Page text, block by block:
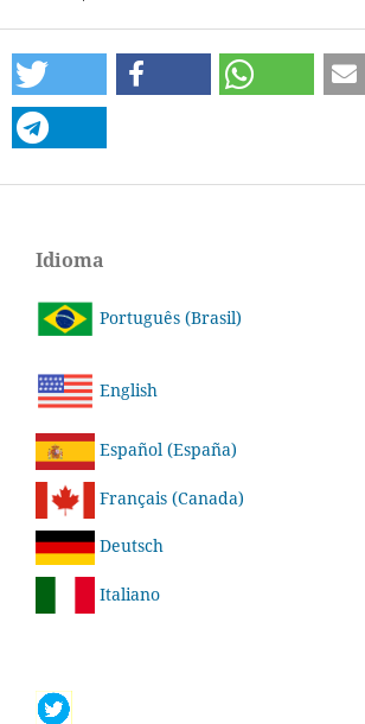
Idioma
Português (Brasil)
English
Español (España)
Français (Canada)
Deutsch
Italiano